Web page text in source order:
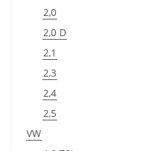
2,0
2,0 D
2,1
2,3
2,4
2,5
VW